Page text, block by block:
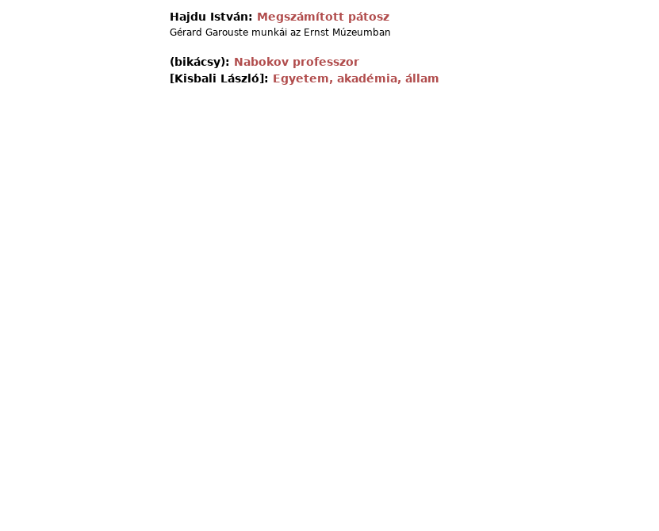
Hajdu István: Megszámított pátosz
Gérard Garouste munkái az Ernst Múzeumban
(bikácsy): Nabokov professzor
[Kisbali László]: Egyetem, akadémia, állam